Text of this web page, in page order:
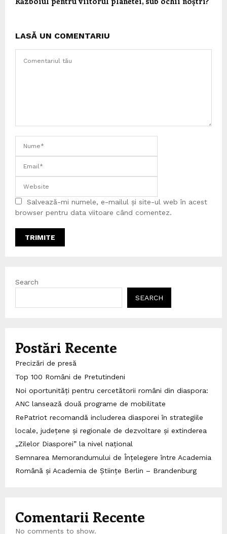
LASĂ UN COMENTARIU
Salvează-mi numele, e-mailul și site-ul web în acest
browser pentru data viitoare când comentez.
Search
SEARCH
Postări Recente
Precizări de presă
Top 100 Români de Pretutindeni
Noi oportunități pentru cercetătorii români din diaspora:
ANC lansează două programe de mobilitate
RePatriot recomandă includerea diasporei în strategiile
locale, județene și regionale de dezvoltare și extinderea
„Zilelor Diasporei” la nivel național
Semnarea Memorandumului de Înțelegere între Academia
Română și Academia de Științe Berlin – Brandenburg
Comentarii Recente
No comments to show.